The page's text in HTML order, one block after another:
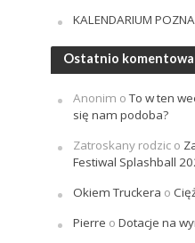
KALENDARIUM
Ostatnio
Anonim oTo w ten
się nam podoba?
Zatroskany rodzico
Festiwal Splashball
Okiem Truckera o
Pierre o Dotacje na